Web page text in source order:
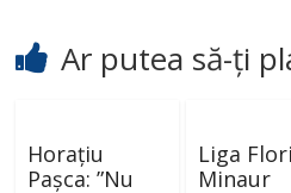
o
Ar putea să-ți
Horațiu
Pașca: ”Nu
Liga
Minaur